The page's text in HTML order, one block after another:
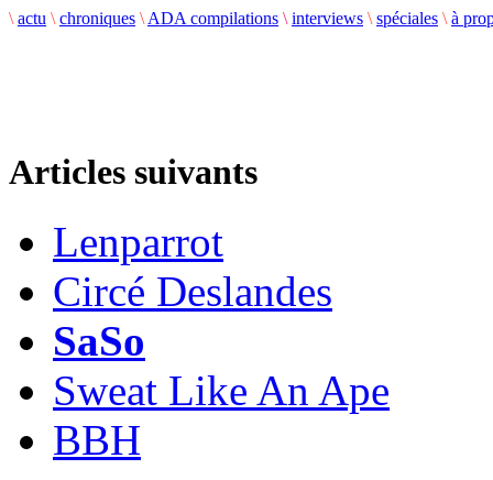
\ actu \ chroniques \ ADA compilations \ interviews \ spéciales \ à
Articles suivants
Lenparrot
Circé Deslandes
SaSo
Sweat Like An Ape
BBH